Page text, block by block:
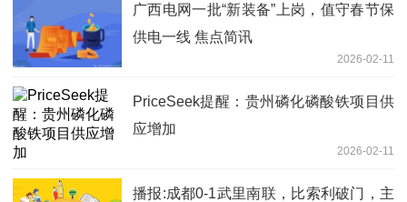
广西电网一批“新装备”上岗，值守春节保
供电一线 焦点简讯
2026-02-11
PriceSeek提醒：贵州磷化磷酸铁项目供
应增加
2026-02-11
播报:成都0-1武里南联，比索利破门，主